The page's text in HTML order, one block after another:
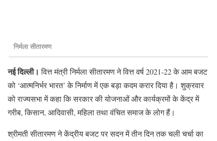
निर्मला सीतारमण
नई दिल्ली। वित्त मंत्री निर्मला सीतारमण ने वित्त वर्ष 2021-22 के आम बजट
को ‘आत्मनिर्भर भारत’ के निर्माण में एक बड़ा कदम करार दिया है। शुक्रवार
को राज्यसभा में कहा कि सरकार की योजनाओं और कार्यक्रमों के केंद्र में
गरीब, किसान, आदिवासी, महिला तथा वंचित समाज के लोग हैं।
श्रीमती सीतारमण ने केंद्रीय बजट पर सदन में तीन दिन तक चली चर्चा का